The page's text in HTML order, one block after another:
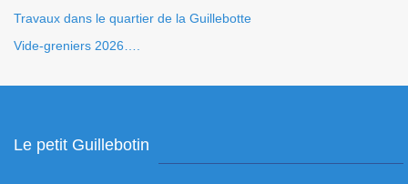
Travaux dans le quartier de la Guillebotte
Vide-greniers 2026….
Le petit Guillebotin